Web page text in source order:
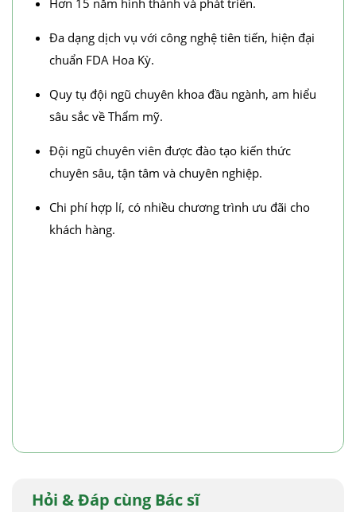
Hơn 15 năm hình thành và phát triển.
Đa dạng dịch vụ với công nghệ tiên tiến, hiện đại
chuẩn FDA Hoa Kỳ.
Quy tụ đội ngũ chuyên khoa đầu ngành, am hiểu
sâu sắc về Thẩm mỹ.
Đội ngũ chuyên viên được đào tạo kiến thức
chuyên sâu, tận tâm và chuyên nghiệp.
Chi phí hợp lí, có nhiều chương trình ưu đãi cho
khách hàng.
Hỏi & Đáp cùng Bác sĩ